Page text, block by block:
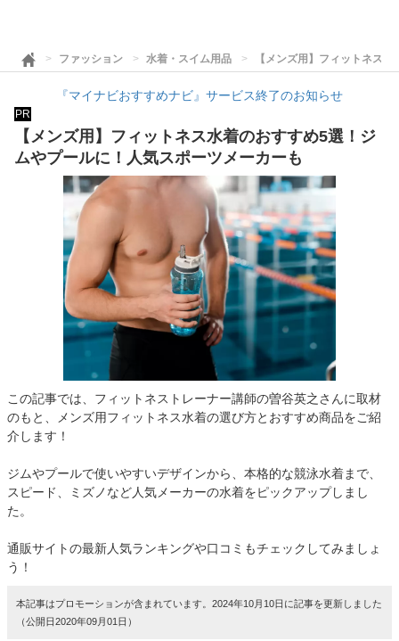
ファッション 水着・スイム用品 【メンズ用】フィットネス
『マイナビおすすめナビ』サービス終了のお知らせ
PR
【メンズ用】フィットネス水着のおすすめ5選！ジ
ムやプールに！人気スポーツメーカーも
この記事では、フィットネストレーナー講師の曽谷英之さんに取材
のもと、メンズ用フィットネス水着の選び方とおすすめ商品をご紹
介します！
ジムやプールで使いやすいデザインから、本格的な競泳水着まで、
スピード、ミズノなど人気メーカーの水着をピックアップしまし
た。
通販サイトの最新人気ランキングや口コミもチェックしてみましょ
う！
本記事はプロモーションが含まれています。2024年10月10日に記事を更新しました
（公開日2020年09月01日）